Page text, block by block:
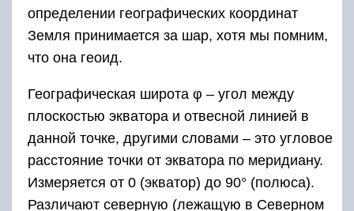
определении географических координат
Земля принимается за шар, хотя мы помним,
что она геоид.
Географическая широта φ – угол между
плоскостью экватора и отвесной линией в
данной точке, другими словами – это угловое
расстояние точки от экватора по меридиану.
Измеряется от 0 (экватор) до 90° (полюса).
Различают северную (лежащую в Северном